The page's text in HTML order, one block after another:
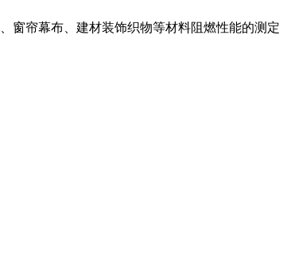
窗帘幕布、建材装饰织物等材料阻燃性能的测定